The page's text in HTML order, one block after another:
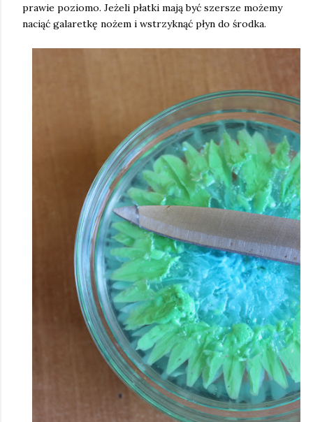
prawie poziomo. Jeżeli płatki mają być szersze możemy
naciąć galaretkę nożem i wstrzyknąć płyn do środka.